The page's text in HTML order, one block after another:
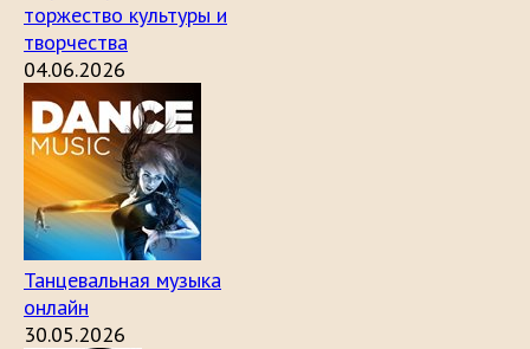
торжество культуры и
творчества
04.06.2026
Танцевальная музыка
онлайн
30.05.2026